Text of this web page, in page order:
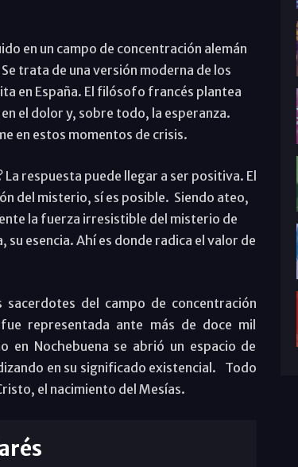
en un campo de concentración alemán
trata de una versión moderna de los
en España. El filósofo francés plantea
el dolor y, sobre todo, la esperanza.
en estos momentos de crisis.
respuesta puede llegar a ser positiva. El
del misterio, sí es posible. Siendo ateo,
la fuerza irresistible del misterio de
esencia. Ahí es donde radica el valor de
del campo de concentración
representada ante más de doce mil
Nochebuena se abrió un espacio de
en su significado existencial. Todo
el nacimiento del Mesías.